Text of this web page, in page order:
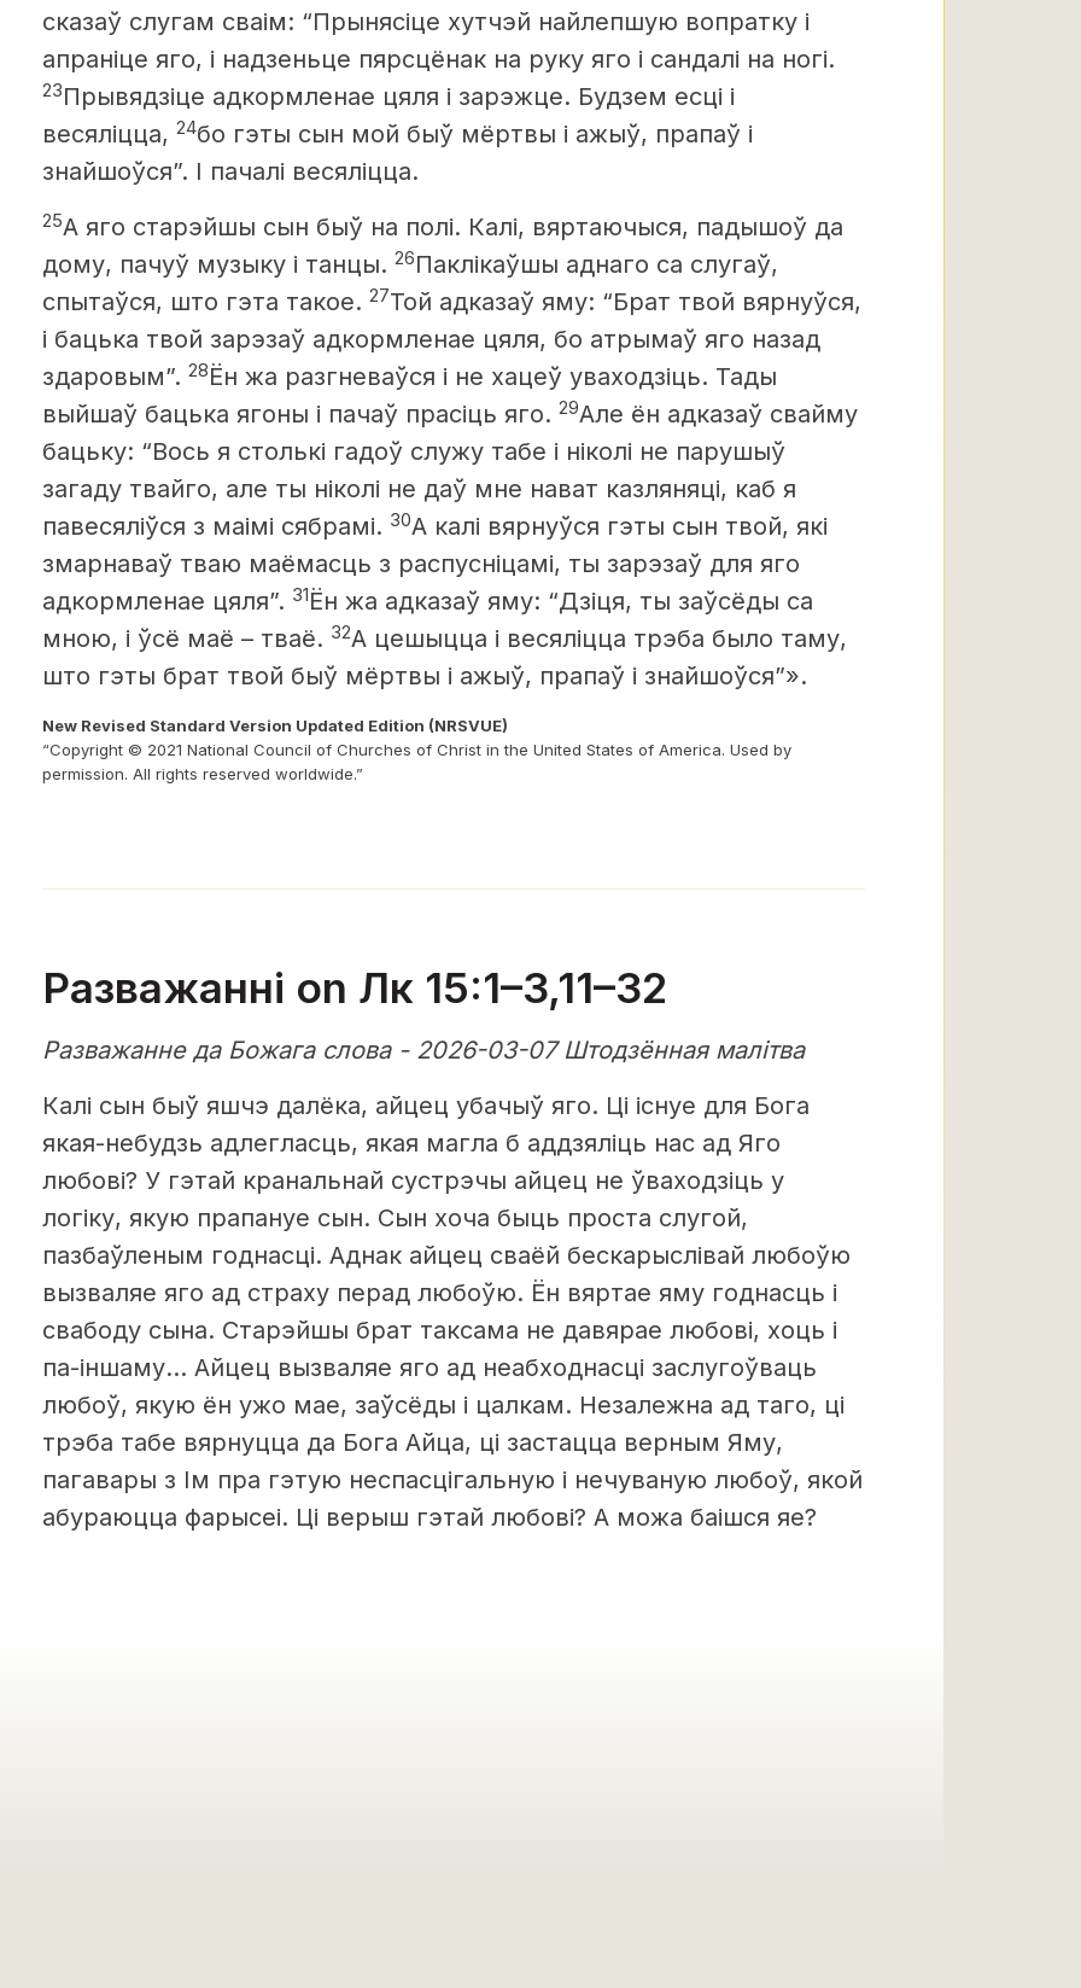
сказаў слугам сваім: “Прынясіце хутчэй найлепшую вопратку і
апраніце яго, і надзеньце пярсцёнак на руку яго і сандалі на ногі.
23Прывядзіце адкормленае цяля і зарэжце. Будзем есці і
весяліцца, 24бо гэты сын мой быў мёртвы і ажыў, прапаў і
знайшоўся”. І пачалі весяліцца.
25А яго старэйшы сын быў на полі. Калі, вяртаючыся, падышоў да
дому, пачуў музыку і танцы. 26Паклікаўшы аднаго са слугаў,
спытаўся, што гэта такое. 27Той адказаў яму: “Брат твой вярнуўся,
і бацька твой зарэзаў адкормленае цяля, бо атрымаў яго назад
здаровым”. 28Ён жа разгневаўся і не хацеў уваходзіць. Тады
выйшаў бацька ягоны і пачаў прасіць яго. 29Але ён адказаў свайму
бацьку: “Вось я столькі гадоў служу табе і ніколі не парушыў
загаду твайго, але ты ніколі не даў мне нават казляняці, каб я
павесяліўся з маімі сябрамі. 30А калі вярнуўся гэты сын твой, які
змарнаваў тваю маёмасць з распусніцамі, ты зарэзаў для яго
адкормленае цяля”. 31Ён жа адказаў яму: “Дзіця, ты заўсёды са
мною, і ўсё маё – тваё. 32А цешыцца і весяліцца трэба было таму,
што гэты брат твой быў мёртвы і ажыў, прапаў і знайшоўся”».
New Revised Standard Version Updated Edition (NRSVUE)
“Copyright © 2021 National Council of Churches of Christ in the United States of America. Used by
permission. All rights reserved worldwide.”
Разважанні on Лк 15:1–3,11–32
Разважанне да Божага слова - 2026-03-07 Штодзённая малітва
Калі сын быў яшчэ далёка, айцец убачыў яго. Ці існуе для Бога
якая-небудзь адлегласць, якая магла б аддзяліць нас ад Яго
любові? У гэтай кранальнай сустрэчы айцец не ўваходзіць у
логіку, якую прапануе сын. Сын хоча быць проста слугой,
пазбаўленым годнасці. Аднак айцец сваёй бескарыслівай любоўю
вызваляе яго ад страху перад любоўю. Ён вяртае яму годнасць і
свабоду сына. Старэйшы брат таксама не давярае любові, хоць і
па-іншаму… Айцец вызваляе яго ад неабходнасці заслугоўваць
любоў, якую ён ужо мае, заўсёды і цалкам. Незалежна ад таго, ці
трэба табе вярнуцца да Бога Айца, ці застацца верным Яму,
пагавары з Ім пра гэтую неспасцігальную і нечуваную любоў, якой
абураюцца фарысеі. Ці верыш гэтай любові? А можа баішся яе?